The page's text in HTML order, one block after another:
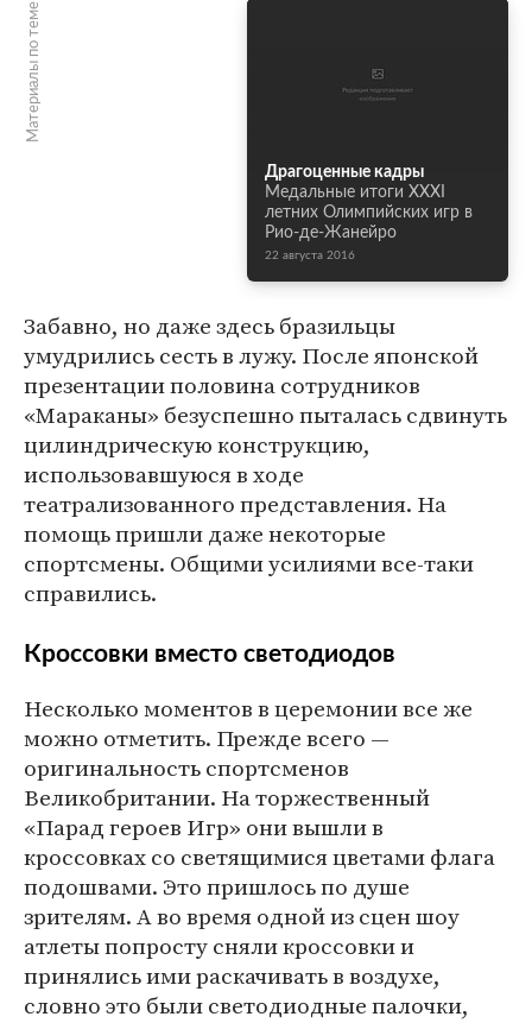
Материалы по теме
Драгоценные кадры
Медальные итоги XXXI
летних Олимпийских игр в
Рио-де-Жанейро
22 августа 2016
Забавно, но даже здесь бразильцы
умудрились сесть в лужу. После японской
презентации половина сотрудников
«Мараканы» безуспешно пыталась сдвинуть
цилиндрическую конструкцию,
использовавшуюся в ходе
театрализованного представления. На
помощь пришли даже некоторые
спортсмены. Общими усилиями все-таки
справились.
Кроссовки вместо светодиодов
Несколько моментов в церемонии все же
можно отметить. Прежде всего —
оригинальность спортсменов
Великобритании. На торжественный
«Парад героев Игр» они вышли в
кроссовках со светящимися цветами флага
подошвами. Это пришлось по душе
зрителям. А во время одной из сцен шоу
атлеты попросту сняли кроссовки и
принялись ими раскачивать в воздухе,
словно это были светодиодные палочки,